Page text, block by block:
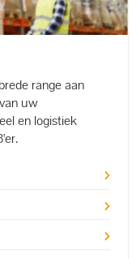
range aan
uw
en logistiek